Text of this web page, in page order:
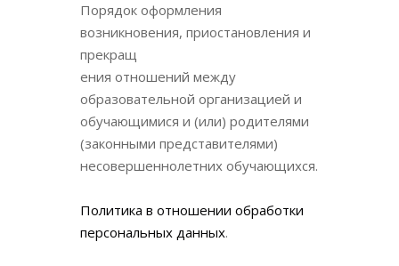
Порядок оформления
возникновения, приостановления и
прекращ
ения отношений между
образовательной организацией и
обучающимися и (или) родителями
(законными представителями)
несовершеннолетних обучающихся.
Политика в отношении обработки
персональных данных.